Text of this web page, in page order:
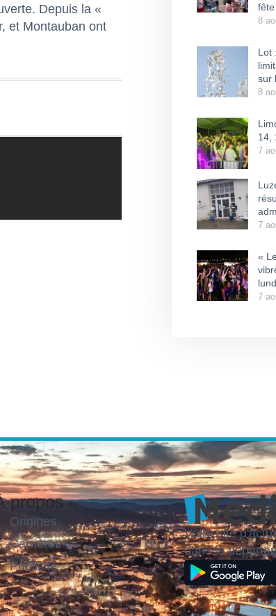
Depuis la «
et Montauban ont
fête
8
Lot
sur
8
14,
7
7
«
7
propos
Origines
Carrières
Publicité
Votre site
dans le